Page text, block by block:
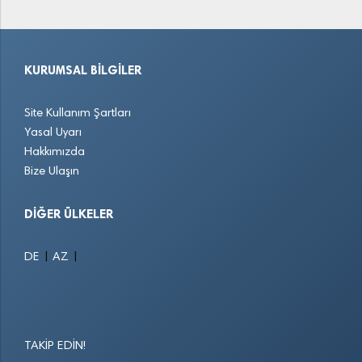
KURUMSAL BILGILER
Site Kullanım Şartları
Yasal Uyarı
Hakkımızda
Bize Ulaşın
DIĞER ÜLKELER
DE AZ
TAKIP EDIN!